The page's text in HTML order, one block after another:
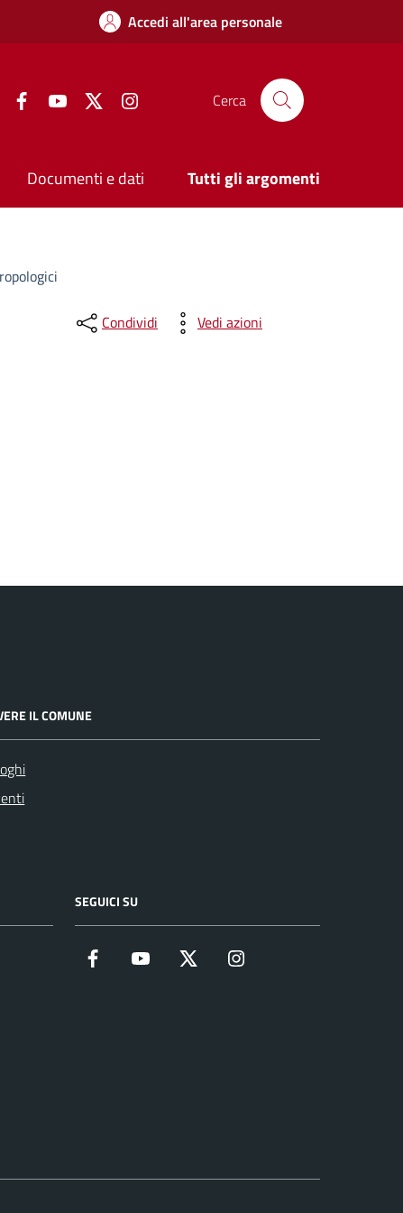
Accedi all'area personale
FacebookYouTube Twitter Cerca
Documenti e dati Tutti gli argomenti
Condividi Vedi azioni
IL COMUNE
SEGUICI SU
Facebook YouTube Twitter